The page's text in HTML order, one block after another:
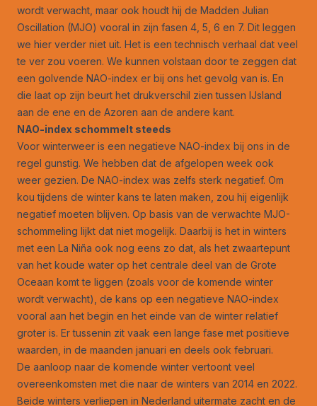
wordt verwacht, maar ook houdt hij de Madden Julian
Oscillation (MJO) vooral in zijn fasen 4, 5, 6 en 7. Dit leggen
we hier verder niet uit. Het is een technisch verhaal dat veel
te ver zou voeren. We kunnen volstaan door te zeggen dat
een golvende NAO-index er bij ons het gevolg van is. En
die laat op zijn beurt het drukverschil zien tussen IJsland
aan de ene en de Azoren aan de andere kant.
NAO-index schommelt steeds
Voor winterweer is een negatieve NAO-index bij ons in de
regel gunstig. We hebben dat de afgelopen week ook
weer gezien. De NAO-index was zelfs sterk negatief. Om
kou tijdens de winter kans te laten maken, zou hij eigenlijk
negatief moeten blijven. Op basis van de verwachte MJO-
schommeling lijkt dat niet mogelijk. Daarbij is het in winters
met een La Niña ook nog eens zo dat, als het zwaartepunt
van het koude water op het centrale deel van de Grote
Oceaan komt te liggen (zoals voor de komende winter
wordt verwacht), de kans op een negatieve NAO-index
vooral aan het begin en het einde van de winter relatief
groter is. Er tussenin zit vaak een lange fase met positieve
waarden, in de maanden januari en deels ook februari.
De aanloop naar de komende winter vertoont veel
overeenkomsten met die naar de winters van 2014 en 2022.
Beide winters verliepen in Nederland uitermate zacht en de